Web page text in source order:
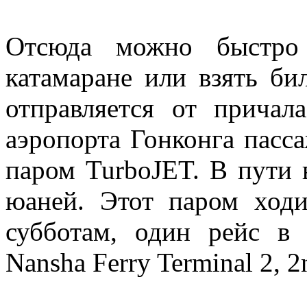
Отсюда можно
катамаране или взять
отправляется от
аэропорта Гонконга
паром TurboJET. В пути
юаней. Этот паром
субботам, один рейс в
Nansha Ferry Terminal 2,